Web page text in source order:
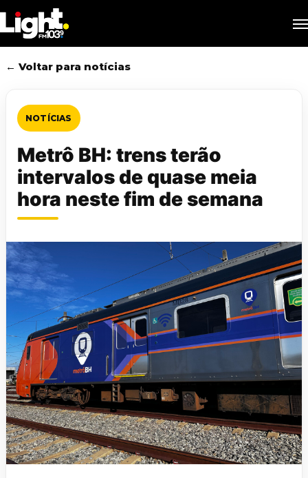
to
main
content
← Voltar para notícias
NOTÍCIAS
Metrô BH: trens terão
intervalos de quase meia
hora neste fim de semana